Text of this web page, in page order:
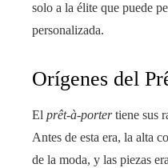
solo a la élite que puede
personalizada.
Orígenes del
El prêt-à-portertiene sus
Antes de esta era, la alta
de la moda, y las piezas